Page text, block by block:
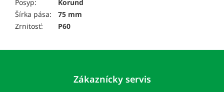
Posyp:
Korund
Šírka pása:
75 mm
Zrnitosť:
P60
Zákaznícky servis